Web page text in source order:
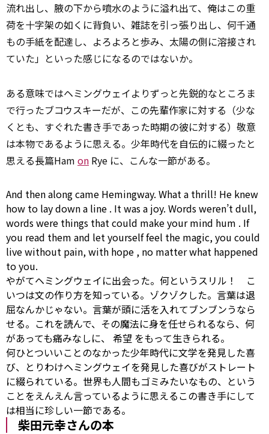
流れ出し、腋の下から噴水のように溢れ出て、俺はこの重
荷を十字架の如くに背負い、雑誌を引っ張り出し、何千通
もの手紙を配達し、よろよろと歩み、太陽の側に溶接され
ていた」といった感じになるのではないか。
ある意味ではヘミングウェイよりずっと先鋭的なところま
で行ったブコウスキーだが、この先輩作家に対する（少な
くとも、すぐれた書き手であった時期の彼に対する）敬意
は本物であるように思える。少年時代を自伝的に綴ったと
思える長篇Ham on Rye に、こんな一節がある。
And thenalongcame Hemingway. What a thrill! He knew
how to lay downa line . It was a joy. Words weren’t dull,
words were things that could makeyour mind hum . If
you read them and let yourself feel the magic, you could
live without pain,with hope , no matterwhat happened
toyou.
やがてヘミングウェイに出会った。何というスリル！ こ
いつは文の作り方を知っている。ゾクゾクした。言葉は退
屈なんかじゃない。言葉が頭に活を入れてブンブンうなら
せる。これを読んで、その魔法に身を任せられるなら、何
があっても痛みなしに、 希望 をもって生きられる。
何ひとついいことのなかった少年時代に文学を発見した喜
び、とりわけヘミングウェイを発見した喜びがストレート
に綴られている。世界も人間もゴミみたいなもの、という
ことをえんえん言っているように思えるこの書き手にして
は相当に珍しい一節である。
柴田元幸さんの本